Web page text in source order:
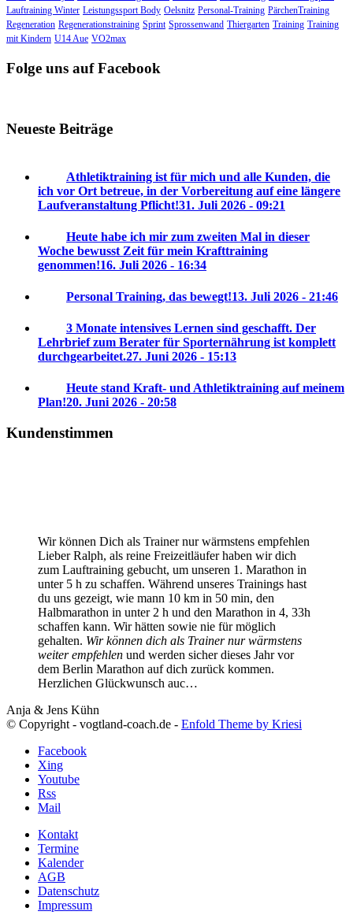
Lauftraining Winter Leistungssport Body Oelsnitz Personal-Training PärchenTraining
Regeneration Regenerationstraining Sprint Sprossenwand Thiergarten Training Training
mit Kindern U14 Aue VO2max
Folge uns auf Facebook
Neueste Beiträge
Athletiktraining ist für mich und alle Kunden, die
ich vor Ort betreue, in der Vorbereitung auf eine längere
Laufveranstaltung Pflicht!31. Juli 2026 - 09:21
Heute habe ich mir zum zweiten Mal in dieser
Woche bewusst Zeit für mein Krafttraining
genommen!16. Juli 2026 - 16:34
Personal Training, das bewegt!13. Juli 2026 - 21:46
3 Monate intensives Lernen sind geschafft. Der
Lehrbrief zum Berater für Sporternährung ist komplett
durchgearbeitet.27. Juni 2026 - 15:13
Heute stand Kraft- und Athletiktraining auf meinem
Plan!20. Juni 2026 - 20:58
Kundenstimmen
Wir können Dich als Trainer nur wärmstens empfehlen
Lieber Ralph, als reine Freizeitläufer haben wir dich
zum Lauftraining gebucht, um unseren 1. Marathon in
unter 5 h zu schaffen. Während unseres Trainings hast
du uns gezeigt, wie mann 10 km in 50 min, den
Halbmarathon in unter 2 h und den Marathon in 4, 33h
schaffen kann. Wir hätten sowie nie für möglich
gehalten. Wir können dich als Trainer nur wärmstens
weiter empfehlen und werden sicher dieses Jahr vor
dem Berlin Marathon auf dich zurück kommen.
Herzlichen Glückwunsch auc…
Anja & Jens Kühn
© Copyright - vogtland-coach.de - Enfold Theme by Kriesi
Facebook
Xing
Youtube
Rss
Mail
Kontakt
Termine
Kalender
AGB
Datenschutz
Impressum